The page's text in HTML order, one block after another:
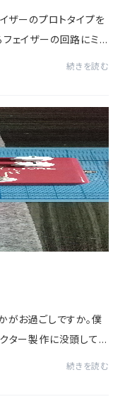
イザーのプロトタイプを
ェイザーの回路にミ
続きを読む
がお過ごしですか。僕
ター製作に没頭してい
続きを読む